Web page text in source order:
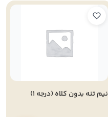
نیم تنه بدون کلاه (درجه 1)